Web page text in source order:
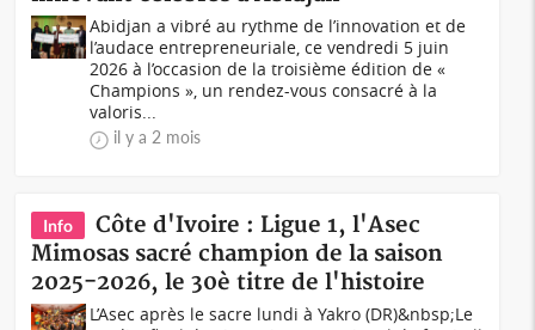
Abidjan a vibré au rythme de l’innovation et de
l’audace entrepreneuriale, ce vendredi 5 juin
2026 à l’occasion de la troisième édition de «
Champions », un rendez-vous consacré à la
valoris...
il y a 2 mois
Info
Côte d'Ivoire : Ligue 1, l'Asec
Mimosas sacré champion de la saison
2025-2026, le 30è titre de l'histoire
L’Asec après le sacre lundi à Yakro (DR)&nbsp;Le